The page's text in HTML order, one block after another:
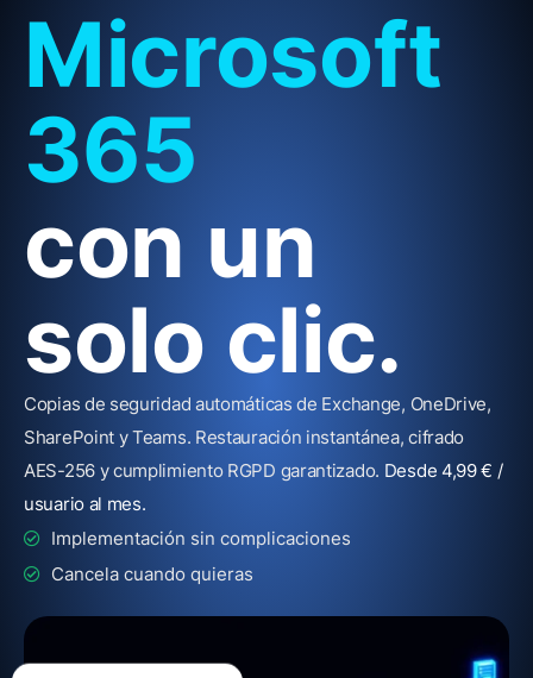
Microsoft
365
con un
solo clic.
Copias de seguridad automáticas de Exchange, OneDrive,
SharePoint y Teams. Restauración instantánea, cifrado
AES-256 y cumplimiento RGPD garantizado. Desde 4,99 € /
usuario al mes.
Implementación sin complicaciones
Cancela cuando quieras